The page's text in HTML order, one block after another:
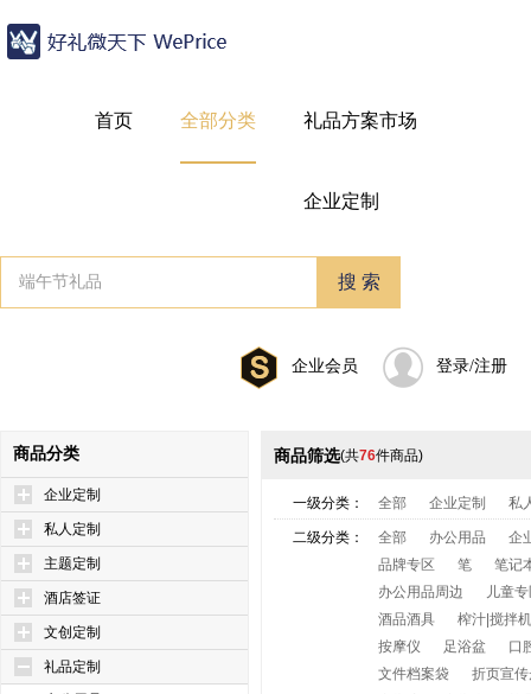
首页 全部分类 礼品方案市场
企业定制
企业会员 登录/注册
商品分类
企业定制
私人定制
主题定制
酒店签证
文创定制
礼品定制
商品筛选(共76件商品)
一级分类： 全部 企业定制 私
二级分类： 全部 办公用品
企
品牌专区
笔
笔记
办公用品周边
儿童
酒品酒具
榨汁|搅拌机
按摩仪
足浴盆
口
文件档案袋
折页宣